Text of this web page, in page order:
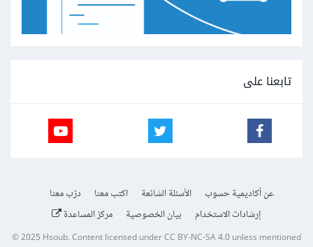
تابعنا على
عن أكاديمية حسوب الأسئلة الشائعة اكتب معنا
درّب معنا
إرشادات الاستخدام
بيان الخصوصية مركز المساعدة
© 2025Hsoub.Content licensed underCC BY-NC-SA 4.0unless mentioned